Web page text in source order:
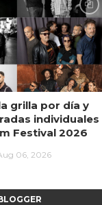
grilla por día y
individuales
Festival 2026
06, 2026